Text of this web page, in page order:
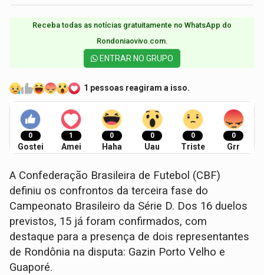
Receba todas as notícias gratuitamente no WhatsApp do
Rondoniaovivo.com.​
ENTRAR NO GRUPO
1 pessoas reagiram a isso.
0
Gostei
1
Amei
0
Haha
0
Uau
0
Triste
0
Grr
A Confederação Brasileira de Futebol (CBF)
definiu os confrontos da terceira fase do
Campeonato Brasileiro da Série D. Dos 16 duelos
previstos, 15 já foram confirmados, com
destaque para a presença de dois representantes
de Rondônia na disputa: Gazin Porto Velho e
Guaporé.